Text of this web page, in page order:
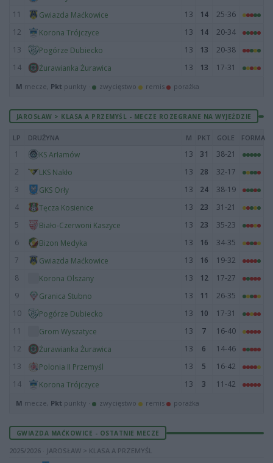
11
Gwiazda Maćkowice 13 14
25-36
12
Korona Trójczyce 13 14
20-34
13
Pogórze Dubiecko 13 13
20-38
14
Żurawianka Żurawica 13 13 17-31
M mecze, Pkt punkty · zwycięstwo remis porażka
JAROSŁAW > KLASA A PRZEMYŚL - MECZE ROZEGRANE NA WYJEŹDZIE
LP DRUŻYNA M PKT GOLE FORMA
1 KS Arłamów 13 31
38-21
2
LKS Nakło 13 28
32-17
3
GKS Orły 13 24
38-19
4
Tęcza Kosienice 13 23
31-21
5
Biało-Czerwoni Kaszyce 13 23
35-23
6
Bizon Medyka 13 16
34-35
7
Gwiazda Maćkowice 13 16
19-32
8
Korona Olszany 13 12
17-27
9
Granica Stubno 13 11
26-35
10
Pogórze Dubiecko 13 10
17-31
11
Grom Wyszatyce 13 7
16-40
12
Żurawianka Żurawica 13 6
14-46
13
Polonia II Przemyśl 13 5
16-42
14
Korona Trójczyce 13 3 11-42
M mecze, Pkt punkty · zwycięstwo remis porażka
GWIAZDA MAĆKOWICE - OSTATNIE MECZE
2025/2026 · JAROSŁAW > KLASA A PRZEMYŚL